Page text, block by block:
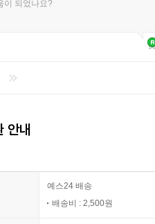
기에서 최선을 다하며 충실하
수 있는 초인이라 불리는
새롭게 발견해나가는 당당한 자
대로 빌리자면 사회학자는 “
신을 스스로 접객하지 못한다.
이 인생의 황혼기에 유명세가
는 이 특별함을 ‘말년 양식’이
이 되었나요?
안내
예스24 배송
배송비 : 2,500원